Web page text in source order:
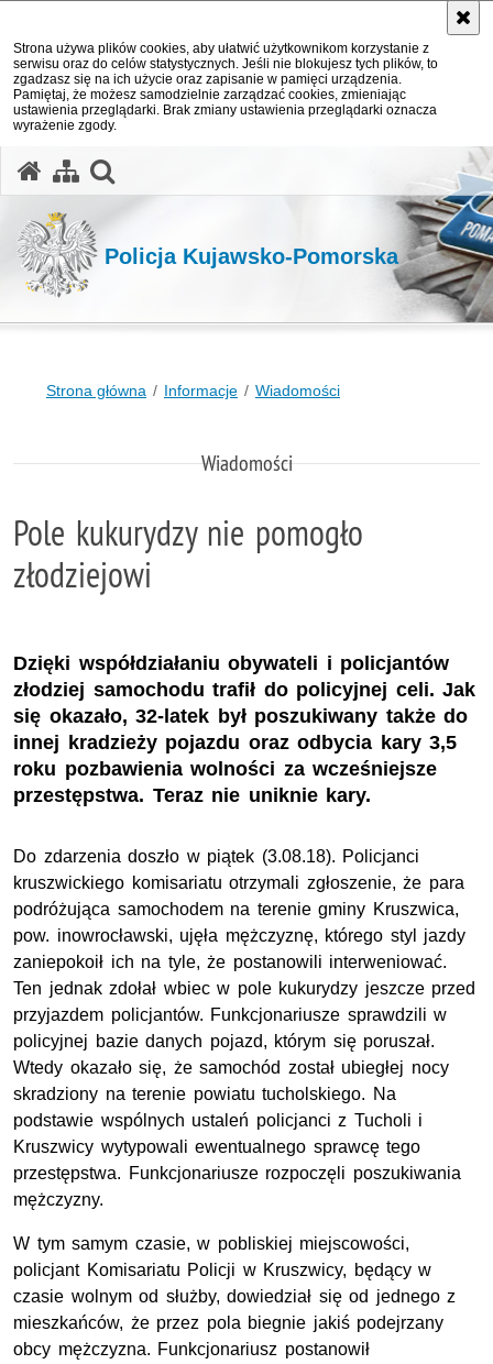
Strona używa plików cookies, aby ułatwić użytkownikom korzystanie z
serwisu oraz do celów statystycznych. Jeśli nie blokujesz tych plików, to
zgadzasz się na ich użycie oraz zapisanie w pamięci urządzenia.
Pamiętaj, że możesz samodzielnie zarządzać cookies, zmieniając
ustawienia przeglądarki. Brak zmiany ustawienia przeglądarki oznacza
wyrażenie zgody.
Policja Kujawsko-Pomorska
Strona główna Informacje Wiadomości
Wiadomości
Pole kukurydzy nie pomogło
złodziejowi
Dzięki współdziałaniu obywateli i policjantów
złodziej samochodu trafił do policyjnej celi. Jak
się okazało, 32-latek był poszukiwany także do
innej kradzieży pojazdu oraz odbycia kary 3,5
roku pozbawienia wolności za wcześniejsze
przestępstwa. Teraz nie uniknie kary.
Do zdarzenia doszło w piątek (3.08.18). Policjanci
kruszwickiego komisariatu otrzymali zgłoszenie, że para
podróżująca samochodem na terenie gminy Kruszwica,
pow. inowrocławski, ujęła mężczyznę, którego styl jazdy
zaniepokoił ich na tyle, że postanowili interweniować.
Ten jednak zdołał wbiec w pole kukurydzy jeszcze przed
przyjazdem policjantów. Funkcjonariusze sprawdzili w
policyjnej bazie danych pojazd, którym się poruszał.
Wtedy okazało się, że samochód został ubiegłej nocy
skradziony na terenie powiatu tucholskiego. Na
podstawie wspólnych ustaleń policjanci z Tucholi i
Kruszwicy wytypowali ewentualnego sprawcę tego
przestępstwa. Funkcjonariusze rozpoczęli poszukiwania
mężczyzny.
W tym samym czasie, w pobliskiej miejscowości,
policjant Komisariatu Policji w Kruszwicy, będący w
czasie wolnym od służby, dowiedział się od jednego z
mieszkańców, że przez pola biegnie jakiś podejrzany
obcy mężczyzna. Funkcjonariusz postanowił